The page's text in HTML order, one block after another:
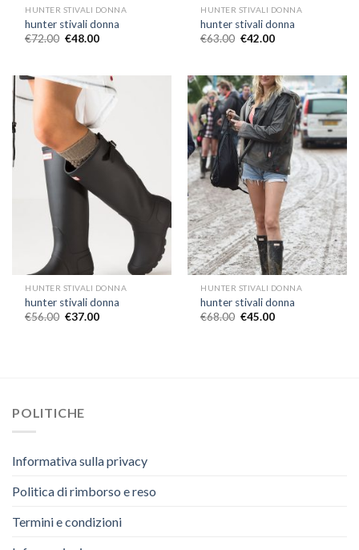
HUNTER STIVALI DONNA
hunter stivali donna
€72.00 €48.00
HUNTER STIVALI DONNA
hunter stivali donna
€63.00 €42.00
HUNTER STIVALI DONNA
hunter stivali donna
€56.00 €37.00
HUNTER STIVALI DONNA
hunter stivali donna
€68.00 €45.00
POLITICHE
Informativa sulla privacy
Politica di rimborso e reso
Termini e condizioni